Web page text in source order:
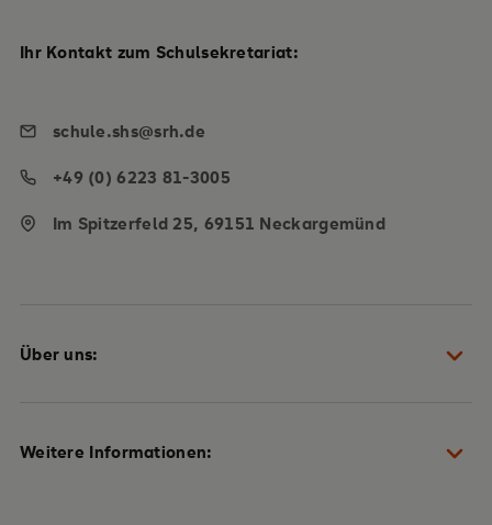
Über uns:
Weitere Informationen:
Ihr Kontakt zum Schulsekretariat:
schule.shs@srh.de
+49 (0) 6223 81-3005
Im Spitzerfeld 25, 69151 Neckargemünd